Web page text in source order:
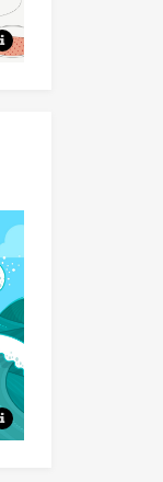
8节课程，问题驱动+大量应用
本系列课程，将系统讲述重整